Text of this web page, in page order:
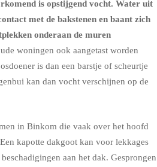
is opstijgend vocht. Water uit
met de bakstenen en baant zich
onderaan de muren
woningen ook aangetast worden
is dan een barstje of scheurtje
kan dan vocht verschijnen op de
in Binkom die vaak over het hoofd
kapotte dakgoot kan voor lekkages
aan het dak. Gesprongen